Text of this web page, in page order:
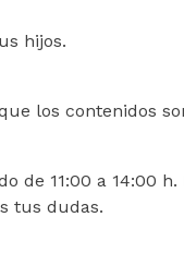
hijos.
los contenidos
de 11:00 a 14:00
tus dudas.